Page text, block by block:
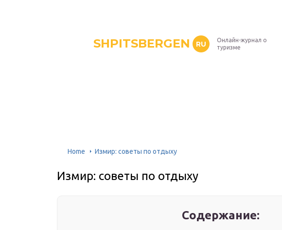
SHPITSBERGEN RU
Онлайн-журнал о
туризме
Home Измир: советы по отдыху
Измир: советы по отдыху
Содержание: